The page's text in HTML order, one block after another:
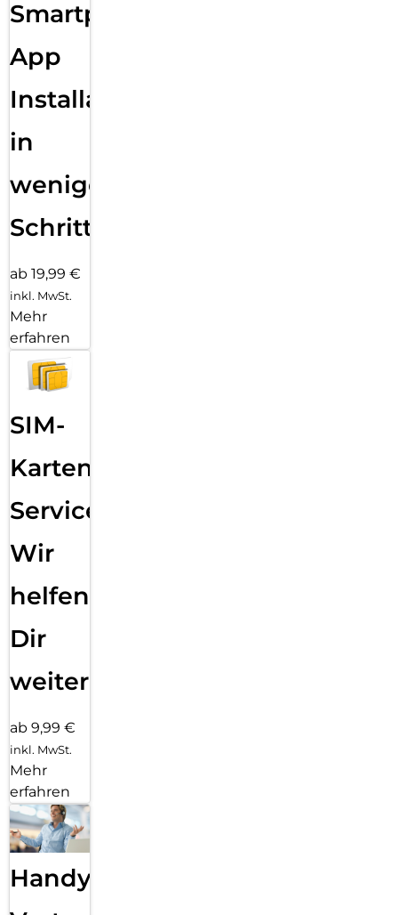
edge 70 pro. Andere werden dir folgen.
Smartphone
App
Installation
in
wenigen
Schritten
ab 19,99 €
inkl. MwSt.
Mehr
erfahren
SIM-
Karten
Service:
Wir
helfen
Dir
weiter
ab 9,99 €
inkl. MwSt.
Mehr
erfahren
Handy